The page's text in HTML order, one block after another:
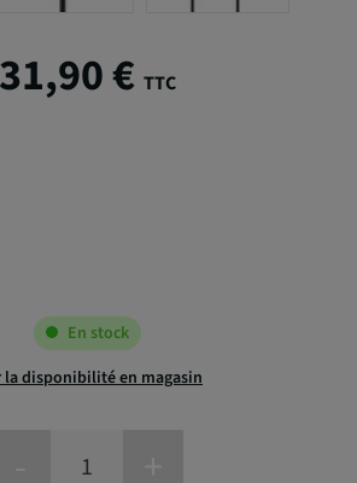
31,90 € TTC
En stock
la disponibilité en magasin